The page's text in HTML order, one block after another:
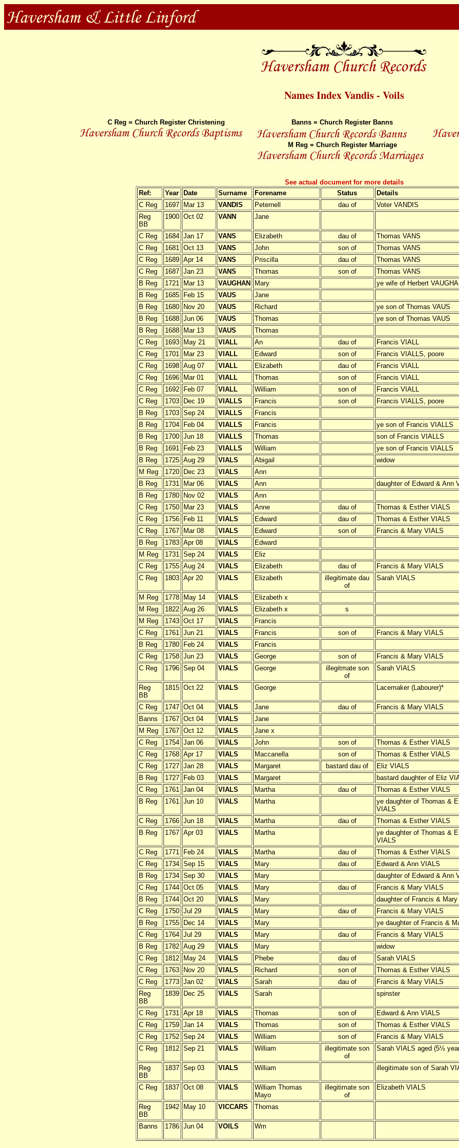
Names Index Vandis - Voils
C Reg = Church Register Christening Banns = Church Register Banns
M Reg = Church Register Marriage
See actual document for more details
Ref:
Year Date Surname Forename Status
Details
C Reg
1697 Mar 13 VANDIS Peternell dau of
Voter VANDIS
Reg
BB
1900 Oct 02 VANN Jane
C Reg 1684 Jan 17 VANS Elizabeth dau of
Thomas VANS
C Reg
1681 Oct 13 VANS John son of
Thomas VANS
C Reg
1689 Apr 14 VANS Priscilla dau of
Thomas VANS
C Reg
1687 Jan 23 VANS Thomas son of
Thomas VANS
B Reg
1721 Mar 13 VAUGHAN Mary
ye wife of Herbert
B Reg
1685 Feb 15 VAUS
Jane
B Reg
1680 Nov 20 VAUS Richard
ye son of Thomas VAUS
B Reg
1688 Jun 06 VAUS Thomas
ye son of Thomas VAUS
B Reg
1688 Mar 13 VAUS
Thomas
C Reg
1693 May 21 VIALL An dau of
Francis VIALL
C Reg
1701 Mar 23 VIALL Edward son of
Francis VIALLS, poore
C Reg
1698 Aug 07 VIALL Elizabeth dau of
Francis VIALL
C Reg
1696 Mar 01 VIALL Thomas son of
Francis VIALL
C Reg
1692 Feb 07 VIALL William son of
Francis VIALL
C Reg
1703 Dec 19 VIALLS Francis son of
Francis VIALLS, poore
B Reg
1703 Sep 24 VIALLS
Francis
B Reg
1704 Feb 04 VIALLS Francis
ye son of Francis VIALLS
B Reg
1700 Jun 18 VIALLS Thomas
son of Francis VIALLS
B Reg
1691 Feb 23 VIALLS William
ye son of Francis VIALLS
B Reg
1725 Aug 29 VIALS Abigail
widow
M Reg
1720 Dec 23 VIALS
Ann
B Reg
1731 Mar 06 VIALS Ann
daughter of Edward & Ann
B Reg
1780 Nov 02 VIALS
Ann
C Reg
1750 Mar 23 VIALS Anne dau of
Thomas & Esther VIALS
C Reg
1756 Feb 11 VIALS Edward dau of
Thomas & Esther VIALS
C Reg
1767 Mar 08 VIALS Edward son of
Francis & Mary VIALS
B Reg
1783 Apr 08 VIALS
Edward
M Reg
1731 Sep 24 VIALS
Eliz
C Reg
1755 Aug 24 VIALS Elizabeth dau of
Francis & Mary VIALS
C Reg
1803 Apr 20 VIALS Elizabeth
illegitimate dau
of
Sarah VIALS
M Reg 1778 May 14 VIALS
Elizabeth x
M Reg
1822 Aug 26 VIALS Elizabeth x
s
M Reg
1743 Oct 17 VIALS
Francis
C Reg
1761 Jun 21 VIALS Francis son of
Francis & Mary VIALS
B Reg
1780 Feb 24 VIALS
Francis
C Reg
1758 Jun 23 VIALS George son of
Francis & Mary VIALS
C Reg
1796 Sep 04 VIALS George
illegitmate son
of
Sarah VIALS
Reg
BB
1815 Oct 22 VIALS George Lacemaker (Labourer)*
C Reg 1747 Oct 04 VIALS Jane dau of
Francis & Mary VIALS
Banns
1767 Oct 04 VIALS
Jane
M Reg
1767 Oct 12 VIALS
Jane x
C Reg
1754 Jan 06 VIALS John son of
Thomas & Esther VIALS
C Reg
1768 Apr 17 VIALS Maccanella son of
Thomas & Esther VIALS
C Reg
1727 Jan 28 VIALS Margaret bastard dau of
Eliz VIALS
B Reg
1727 Feb 03 VIALS Margaret
bastard daughter of Eliz
C Reg
1761 Jan 04 VIALS Martha dau of
Thomas & Esther VIALS
B Reg
1761 Jun 10 VIALS Martha
ye daughter of Thomas &
VIALS
C Reg
1766 Jun 18 VIALS Martha dau of
Thomas & Esther VIALS
B Reg
1767 Apr 03 VIALS Martha
ye daughter of Thomas &
VIALS
C Reg
1771 Feb 24 VIALS Martha dau of
Thomas & Esther VIALS
C Reg
1734 Sep 15 VIALS Mary dau of
Edward & Ann VIALS
B Reg
1734 Sep 30 VIALS Mary
daughter of Edward & Ann
C Reg
1744 Oct 05 VIALS Mary dau of
Francis & Mary VIALS
B Reg
1744 Oct 20 VIALS Mary
daughter of Francis &
C Reg
1750 Jul 29 VIALS Mary dau of
Francis & Mary VIALS
B Reg
1755 Dec 14 VIALS Mary
ye daughter of Francis &
C Reg
1764 Jul 29 VIALS Mary dau of
Francis & Mary VIALS
B Reg
1782 Aug 29 VIALS Mary
widow
C Reg
1812 May 24 VIALS Phebe dau of
Sarah VIALS
C Reg
1763 Nov 20 VIALS Richard son of
Thomas & Esther VIALS
C Reg
1773 Jan 02 VIALS Sarah dau of
Francis & Mary VIALS
Reg
BB
1839 Dec 25 VIALS Sarah spinster
C Reg 1731 Apr 18 VIALS Thomas son of
Edward & Ann VIALS
C Reg
1759 Jan 14 VIALS Thomas son of
Thomas & Esther VIALS
C Reg
1752 Sep 24 VIALS William son of
Francis & Mary VIALS
C Reg
1812 Sep 21 VIALS William
illegitimate son
of
Sarah VIALS aged (5½
Reg
BB
1837 Sep 03 VIALS William illegitimate son of Sarah
C Reg 1837 Oct 08 VIALS
William Thomas
Mayo
illegitimate son
of
Elizabeth VIALS
Reg
BB
1942 May 10 VICCARS Thomas
Banns 1786 Jun 04 VOILS Wm